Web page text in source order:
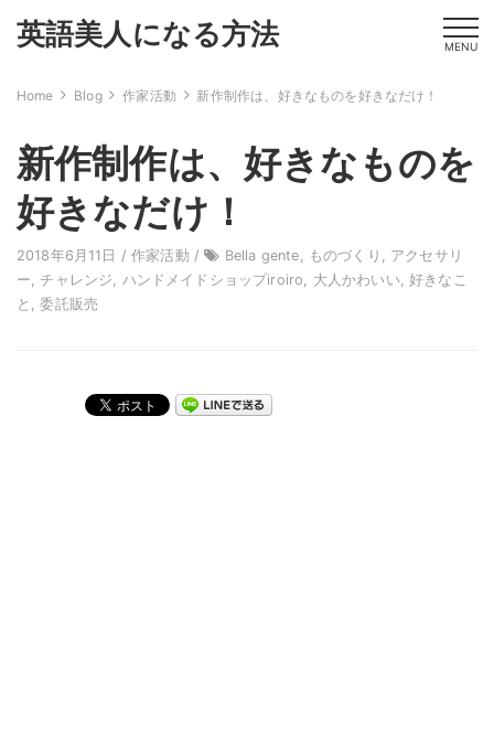
英語美人になる方法 MENU
Home Blog 作家活動 新作制作は、好きなものを好きなだけ！
新作制作は、好きなものを
好きなだけ！
2018年6月11日 /作家活動 / Bella gente ものづくり
アクセサリ
ー ,チャレンジ ハンドメイドショップiroiro 大人かわいい
好きなこ
と
,委託販売